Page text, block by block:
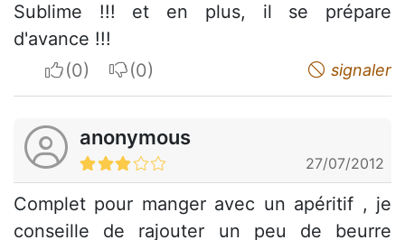
Sublime !!! et en plus, il se prépare
d'avance !!!
I apreciateI do not appreciate signaler
anonymous
27/07/2012
Complet pour manger avec un apéritif , je
conseille de rajouter un peu de beurre